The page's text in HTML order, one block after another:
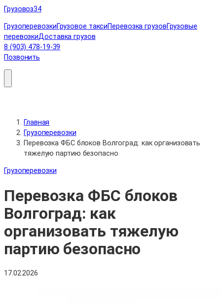
Перейти
содержимому
Грузовоз34
ГрузоперевозкиГрузовое таксиПеревозка грузовГрузовые
перевозкиДоставка грузов
8 (903) 478-19-39
Позвонить
Главная
Грузоперевозки
Перевозка ФБС блоков Волгоград: как организовать
тяжелую партию безопасно
Грузоперевозки
Перевозка ФБС блоков
Волгоград: как
организовать тяжелую
партию безопасно
17.02.2026